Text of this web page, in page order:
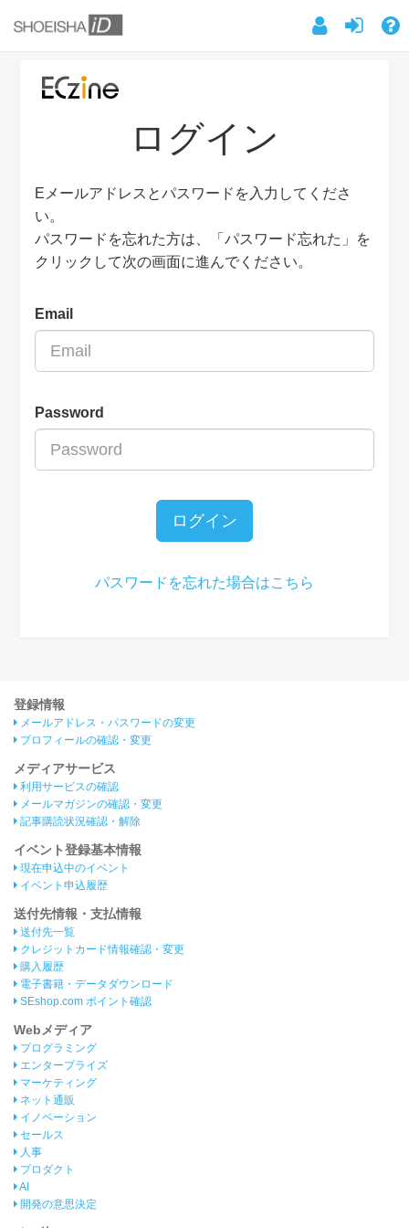
ログイン
Eメールアドレスとパスワードを入力してくださ
い。
パスワードを忘れた方は、「パスワード忘れた」を
クリックして次の画面に進んでください。
Email
Password
ログイン
パスワードを忘れた場合はこちら
登録情報
メールアドレス・パスワードの変更
プロフィールの確認・変更
メディアサービス
利用サービスの確認
メールマガジンの確認・変更
記事購読状況確認・解除
イベント登録基本情報
現在申込中のイベント
イベント申込履歴
送付先情報・支払情報
送付先一覧
クレジットカード情報確認・変更
購入履歴
電子書籍・データダウンロード
SEshop.com ポイント確認
Webメディア
プログラミング
エンタープライズ
マーケティング
ネット通販
イノベーション
セールス
人事
プロダクト
AI
開発の意思決定